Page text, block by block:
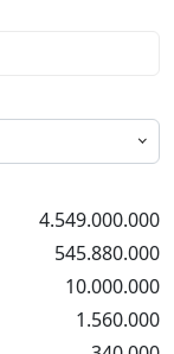
4.549.000.000
545.880.000
10.000.000
1.560.000